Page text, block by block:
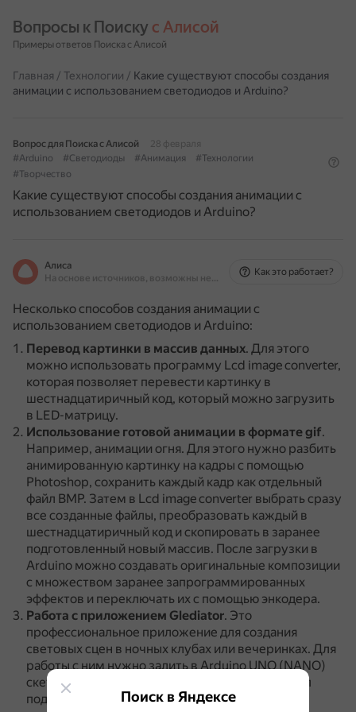
Вопросы к Поиску с Алисой
Примеры ответов Поиска с Алисой
Главная / Технологии / Какие существуют способы создания
анимации с использованием светодиодов и Arduino?
Вопрос для Поиска с Алисой
28 февраля
#Arduino
#Светодиоды #Анимация
#Технологии
#Творчество
Какие существуют способы создания анимации с
использованием светодиодов и Arduino?
Алиса
На основе источников, возможны неточности
Как это работает?
Несколько способов создания анимации с
использованием светодиодов и Arduino:
Перевод картинки в массив данных. Для этого
можно использовать программу Lcd image converter,
которая позволяет перевести картинку в
шестнадцатиричный код, который можно загрузить
в LED-матрицу.
Использование готовой анимации в формате gif.
Например, анимации огня. Для этого нужно разбить
анимированную картинку на кадры с помощью
Photoshop, сохранить каждый кадр как отдельный
файл BMP. Затем в Lcd image converter выбрать сразу
все созданные файлы, преобразовать каждый в
шестнадцатиричный код и скопировать в заранее
подготовленный новый массив. После загрузки в
Arduino можно создавать оригинальные композиции
с множеством заранее запрограммированных
эффектов и переключать их с помощью энкодера.
Работа с приложением Glediator. Это
профессиональное приложение для создания
световых сцен в ночных клубах или вечеринках. Для
работы с ним нужно залить в Arduino UNO (NANO)
скетч, проверить, чтобы сигнальный кабель был
подключён к пину 6, и прописать в переменной
Поиск в Яндексе